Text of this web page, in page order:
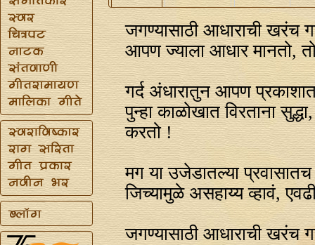
जगण्यासाठी आधाराची
आपण ज्याला आधार मानतो,
गर्द अंधारातुन आपण
पुन्हा काळोखात विरताना
करतो !
मग या उजेडातल्या
जिच्यामुळे असहाय्य व्हावं,
जगण्यासाठी आधाराची